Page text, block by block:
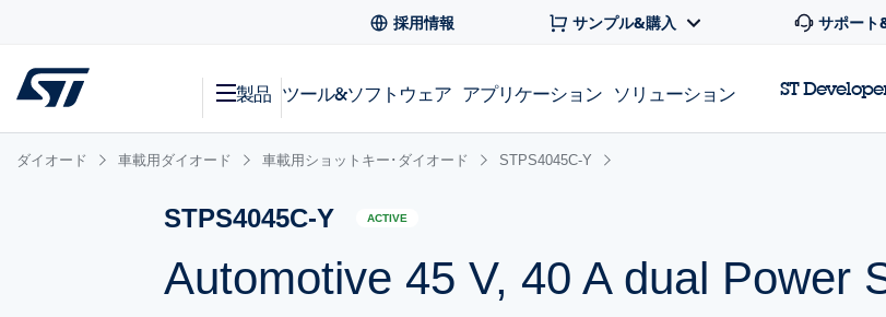
採用情報 サンプル&購入 サポート
製品 ツール&ソフトウェア アプリケーション ソリューション ST
ダイオード 車載用ダイオード 車載用ショットキー･ダイオード STPS4045C-Y
STPS4045C-Y ACTIVE
Automotive 45 V, 40 A dual Power